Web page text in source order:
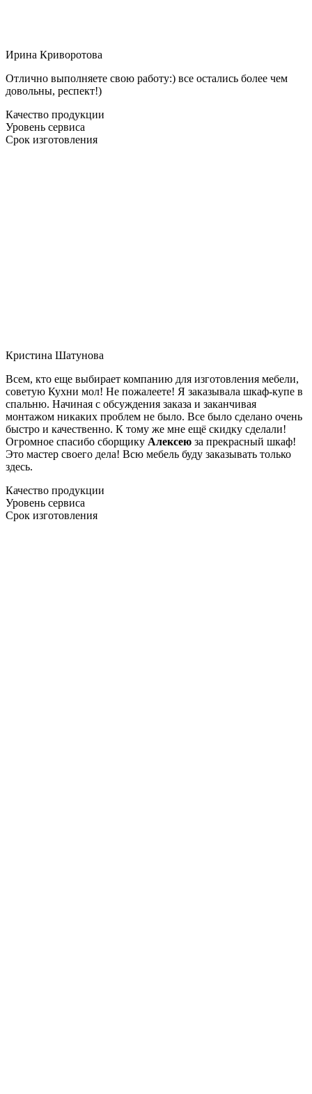
Ирина Криворотова
Отлично выполняете свою работу:) все остались более чем
довольны, респект!)
Качество продукции
Уровень сервиса
Срок изготовления
Кристина Шатунова
Всем, кто еще выбирает компанию для изготовления мебели,
советую Кухни мол! Не пожалеете! Я заказывала шкаф-купе в
спальню. Начиная с обсуждения заказа и заканчивая
монтажом никаких проблем не было. Все было сделано очень
быстро и качественно. К тому же мне ещё скидку сделали!
Огромное спасибо сборщику Алексею за прекрасный шкаф!
Это мастер своего дела! Всю мебель буду заказывать только
здесь.
Качество продукции
Уровень сервиса
Срок изготовления